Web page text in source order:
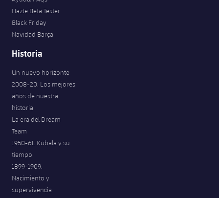
Hazte Beta Tester
Black Friday
Navidad Barça
Historia
Un nuevo horizonte
2008-20. Los mejores
años de nuestra
historia
La era del Dream
Team
1950-61. Kubala y su
tiempo
1899-1909.
Nacimiento y
supervivencia